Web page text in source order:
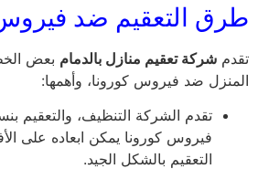
طرق التعقيم ضد
تقدم شركة تعقيم منازل بالدمام بعض
المنزل ضد فيروس كورونا، وأهمها:
تقدم الشركة التنظيف، والتعقيم
فيروس كورونا يمكن ابعاده على
التعقيم بالشكل الجيد.